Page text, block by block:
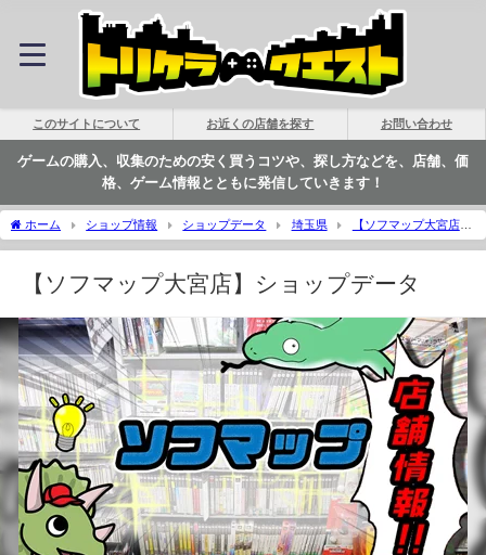
このサイトについて お近くの店舗を探す お問い合わせ
ゲームの購入、収集のための安く買うコツや、探し方などを、店舗、価
格、ゲーム情報とともに発信していきます！
ホーム ショップ情報 ショップデータ 埼玉県
【ソフマップ大宮店】
ショップデータ | トリケラクエスト
【ソフマップ大宮店】ショップデータ